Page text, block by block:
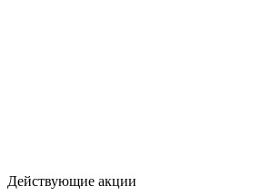
Действующие акции